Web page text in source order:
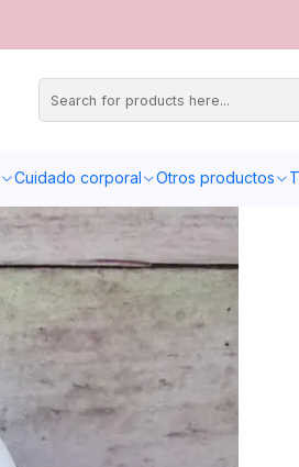
Cuidado corporal Otros productos